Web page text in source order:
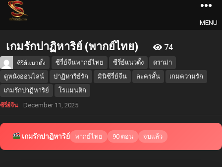
MENU
เกมรักปาฏิหาริย์ (พากย์ไทย) 74
ซีรี่ย์แนวตั้ง ซีรี่ย์จีนพากย์ไทย ซีรี่ย์แนวตั้ง
ดราม่า
ดูหนังออนไลน์
ปาฏิหาริย์รัก มินิซีรี่ย์จีน ละครสั้น
เกมความรัก
เกมรักปาฏิหาริย์
โรแมนติก
ซีรี่ย์จีน December 11, 2025
เกมรักปาฏิหาริย์ พากย์ไทย 90 ตอน จบแล้ว